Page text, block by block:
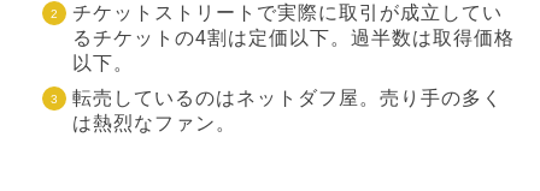
チケットストリートで実際に取引が成立してい
るチケットの4割は定価以下。過半数は取得価格
以下。
転売しているのはネットダフ屋。売り手の多く
は熱烈なファン。